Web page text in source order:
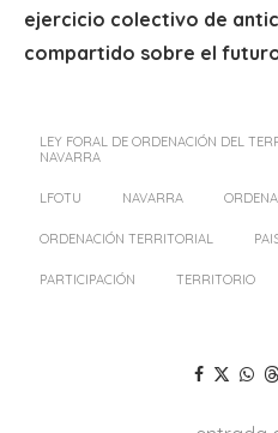
ejercicio colectivo de
compartido sobre el
LEY FORAL DE ORDENACIÓN DEL
NAVARRA
LFOTU NAVARRA
ORDENACIÓN TERRITORIAL
PARTICIPACIÓN TERRITORIO